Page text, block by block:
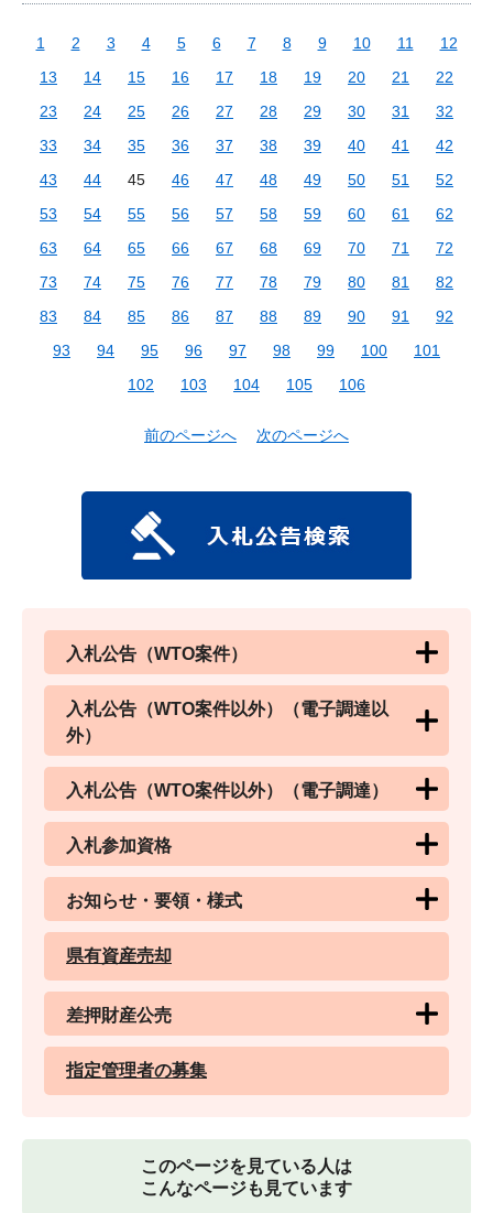
1 2 3 4 5 6 7 8 9 10 11
12
13
14 15 16 17 18 19 20 21
22
23
24 25 26 27 28 29 30 31
32
33
34 35 36 37 38 39 40 41
42
43
44 45 46 47 48 49 50 51
52
53
54 55 56 57 58 59 60 61
62
63
64 65 66 67 68 69 70 71
72
73
74 75 76 77 78 79 80 81
82
83
84 85 86 87 88 89 90 91
92
93
94 95 96 97 98 99 100
101
102
103 104 105 106
前のページへ 次のページへ
入札公告（WTO案件）
入札公告（WTO案件以外）（電子調達以
外）
入札公告（WTO案件以外）（電子調達）
入札参加資格
お知らせ・要領・様式
県有資産売却
差押財産公売
指定管理者の募集
このページを見ている人は
こんなページも見ています